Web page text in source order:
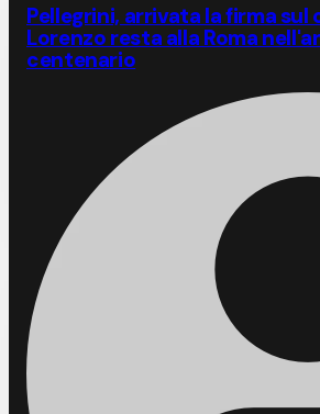
Pellegrini, arrivata la firma
Lorenzo resta alla Roma
centenario